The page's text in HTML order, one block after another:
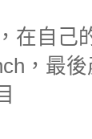
在自己
，最